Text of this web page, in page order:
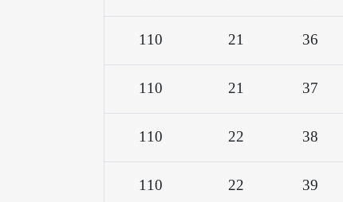
36
21
110
37
21
110
38
22
110
39
22
110